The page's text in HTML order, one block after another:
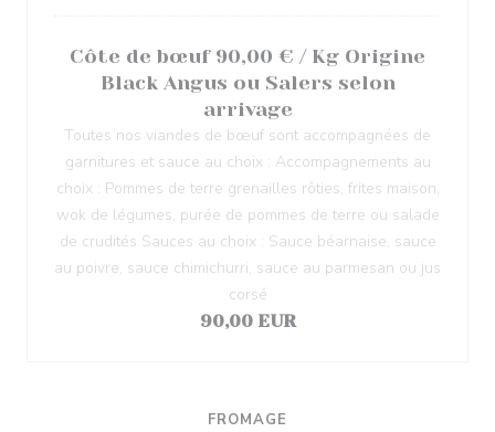
Côte de bœuf 90,00 € / Kg Origine
Black Angus ou Salers selon
arrivage
Toutes nos viandes de bœuf sont accompagnées de
garnitures et sauce au choix : Accompagnements au
choix : Pommes de terre grenailles rôties, frites maison,
wok de légumes, purée de pommes de terre ou salade
de crudités Sauces au choix : Sauce béarnaise, sauce
au poivre, sauce chimichurri, sauce au parmesan ou jus
corsé
90,00 EUR
FROMAGE